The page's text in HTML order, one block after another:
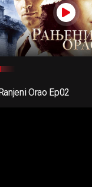
Ranjeni Orao Ep02